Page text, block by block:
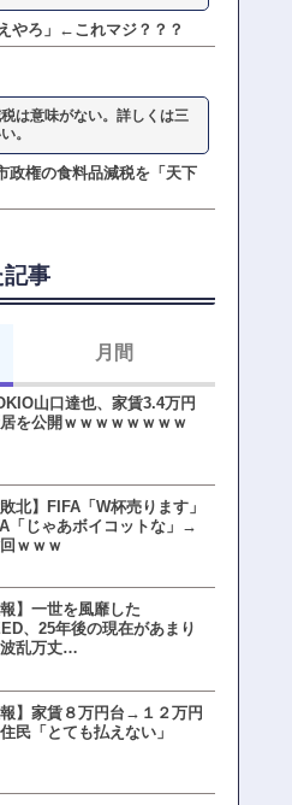
やろ」←これマジ？？？
は意味がない。詳しくは三
。
政権の食料品減税を「天下
事
山口達也、家賃3.4万円
を公開ｗｗｗｗｗｗｗｗ
敗北】FIFA「W杯売ります」
「じゃあボイコットな」→
ｗｗｗ
報】一世を風靡した
、25年後の現在があまり
乱万丈…
報】家賃８万円台→１２万円
民「とても払えない」
月間
【悲報】東京着く前にHP尽
方民ｗｗｗ移動だけで瀕死
【ファーw】水着女子さん
オッサン盗撮してる…通報
皇族確保策、天皇陛下の一
界ピリつくｗｗｗ
文春、沖縄問題の"触れては
ない話"を暴露してしまうｗ